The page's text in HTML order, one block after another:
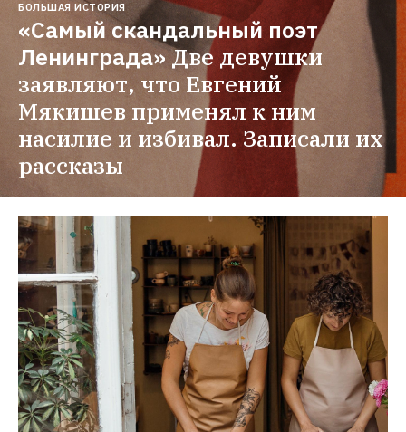
БОЛЬШАЯ ИСТОРИЯ
«Самый скандальный поэт
Ленинграда»Две девушки
заявляют, что Евгений
Мякишев применял к ним
насилие и избивал. Записали их
рассказы